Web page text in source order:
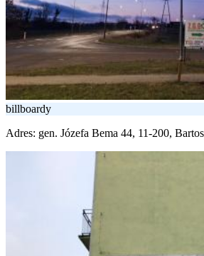
billboardy
Adres: gen. Józefa Bema 44, 11-200,